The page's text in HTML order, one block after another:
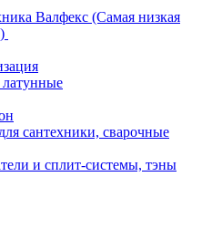
Валфекс (Самая низкая
сантехники, сварочные
и сплит-системы, тэны